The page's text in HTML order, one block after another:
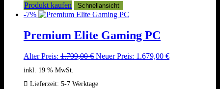
Produkt kaufen Schnellansicht
-7%
Premium Elite Gaming PC
Alter Preis: 1.799,00€ Ursprünglicher
1.799,00 €
Neuer Preis: 1.679,00 €Aktueller
inkl. 19 % MwSt.
Lieferzeit: 5-7 Werktage